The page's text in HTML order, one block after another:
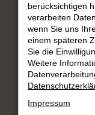
Beim Laden ist
Hier sind ein
Überprüfe
Laden
berücksichtigen
verarbeiten
wenn Sie uns
einem späteren
Sie die
Weitere
Impressum